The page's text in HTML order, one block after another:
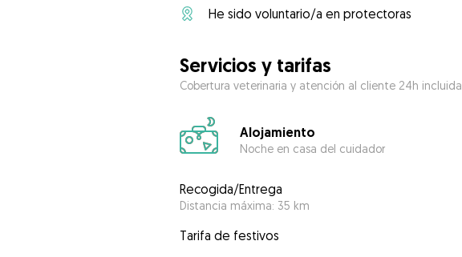
He sido voluntario/a en protectoras
Servicios y tarifas
Cobertura veterinaria y atención al cliente 24h incluida
Alojamiento
Noche en casa del cuidador
Recogida/Entrega
Distancia máxima: 35 km
Tarifa de festivos